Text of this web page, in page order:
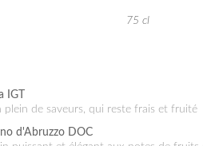
75 cl
IGT
plein de saveurs, qui reste frais et fruité
d'Abruzzo DOC